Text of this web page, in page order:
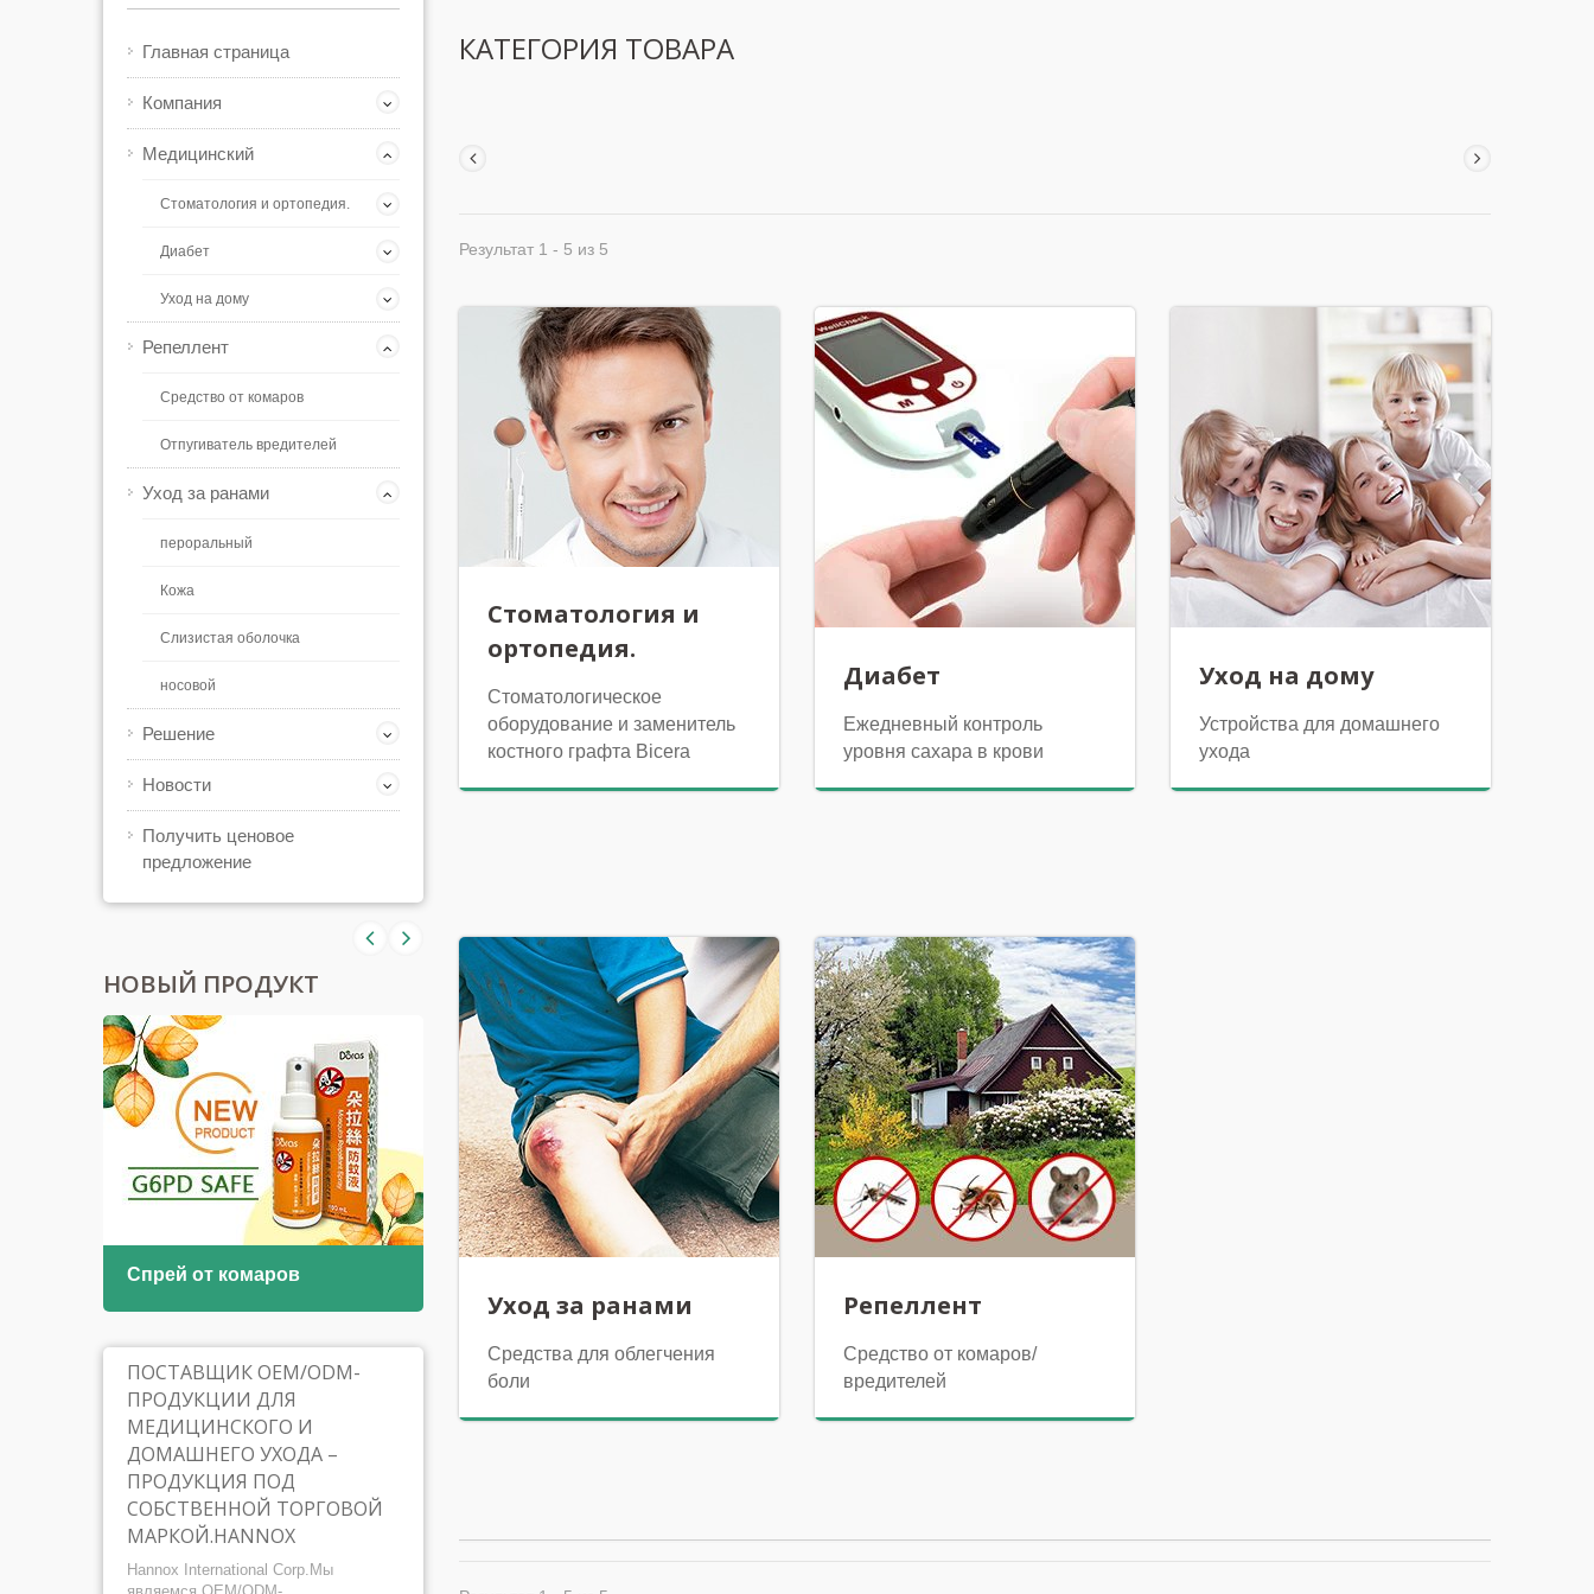
Главная страница
Компания
Медицинский
Стоматология и ортопедия.
Диабет
Уход на дому
Репеллент
Средство от комаров
Отпугиватель вредителей
Уход за ранами
пероральный
Кожа
Слизистая оболочка
носовой
Решение
Новости
Получить ценовое
предложение
НОВЫЙ ПРОДУКТ
Спрей от комаров
рта
в виде спрея
ПОСТАВЩИК OEM/ODM-
ПРОДУКЦИИ ДЛЯ
МЕДИЦИНСКОГО И
ДОМАШНЕГО УХОДА –
ПРОДУКЦИЯ ПОД
СОБСТВЕННОЙ ТОРГОВОЙ
МАРКОЙ.HANNOX
Hannox International Corp.Мы
КАТЕГОРИЯ ТОВАРА
Результат 1 - 5 из 5
Стоматология и
ортопедия.
Стоматологическое
оборудование и заменитель
костного графта Bicera
Диабет
Ежедневный контроль
уровня сахара в крови
Уход на дому
Устройства для домашнего
ухода
Уход за ранами
Средства для облегчения
боли
Репеллент
Средство от комаров/
вредителей